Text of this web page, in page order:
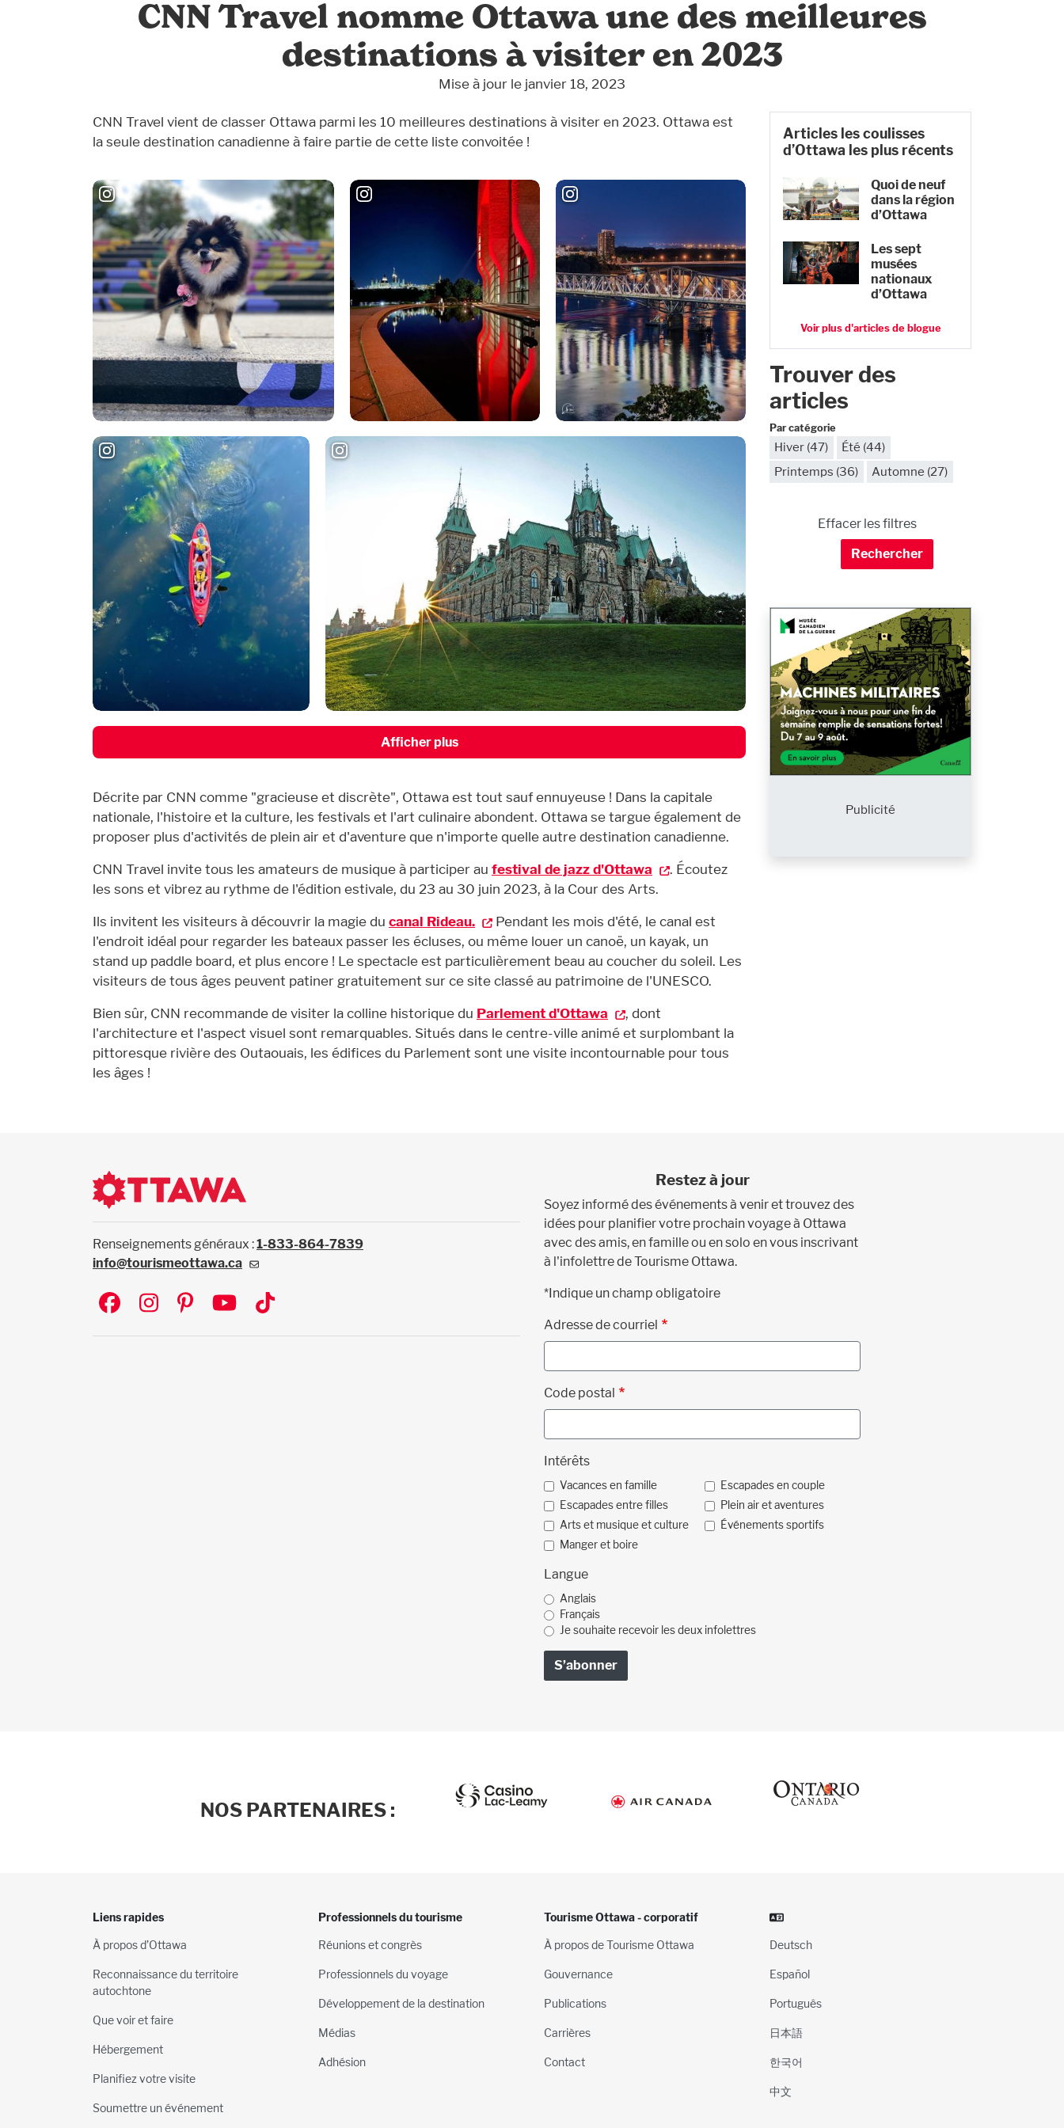
CNN Travel nomme Ottawa une des meilleures
destinations à visiter en 2023
Mise à jour le janvier 18, 2023
CNN Travel vient de classer Ottawa parmi les 10 meilleures destinations à visiter en 2023. Ottawa est
la seule destination canadienne à faire partie de cette liste convoitée !
Afficher plus
Décrite par CNN comme "gracieuse et discrète", Ottawa est tout sauf ennuyeuse ! Dans la capitale
nationale, l'histoire et la culture, les festivals et l'art culinaire abondent. Ottawa se targue également de
proposer plus d'activités de plein air et d'aventure que n'importe quelle autre destination canadienne.
CNN Travel invite tous les amateurs de musique à participer au festival de jazz d'Ottawa
. Écoutez
les sons et vibrez au rythme de l'édition estivale, du 23 au 30 juin 2023, à la Cour des Arts.
Ils invitent les visiteurs à découvrir la magie du canal Rideau.
Pendant les mois d'été, le canal est
l'endroit idéal pour regarder les bateaux passer les écluses, ou même louer un canoë, un kayak, un
stand up paddle board, et plus encore ! Le spectacle est particulièrement beau au coucher du soleil. Les
visiteurs de tous âges peuvent patiner gratuitement sur ce site classé au patrimoine de l'UNESCO.
Bien sûr, CNN recommande de visiter la colline historique du Parlement d'Ottawa
, dont
l'architecture et l'aspect visuel sont remarquables. Situés dans le centre-ville animé et surplombant la
pittoresque rivière des Outaouais, les édifices du Parlement sont une visite incontournable pour tous
les âges !
Articles les coulisses
d’Ottawa les plus récents
Quoi de neuf
dans la région
d’Ottawa
Les sept
musées
nationaux
d’Ottawa
Voir plus d'articles de blogue
Trouver des
articles
Par catégorie
Hiver (47)
Été (44)
Printemps (36)
Automne (27)
Publicité
Renseignements généraux :1-833-864-7839
info@tourismeottawa.ca
Social
Restez à jour
Soyez informé des événements à venir et trouvez des
idées pour planifier votre prochain voyage à Ottawa
avec des amis, en famille ou en solo en vous inscrivant
à l'infolettre de Tourisme Ottawa.
*Indique un champ obligatoire
Adresse de courriel
Code postal
Intérêts
Vacances en famille
Escapades en couple
Escapades entre filles
Plein air et aventures
Arts et musique et culture
Événements sportifs
Manger et boire
Langue
Anglais
Français
Je souhaite recevoir les deux infolettres
NOS PARTENAIRES :
Liens rapides
À propos d’Ottawa
Reconnaissance du territoire
autochtone
Que voir et faire
Hébergement
Planifiez votre visite
Soumettre un événement
Professionnels du tourisme
Réunions et congrès
Professionnels du voyage
Développement de la destination
Médias
Adhésion
Tourisme Ottawa - corporatif
À propos de Tourisme Ottawa
Gouvernance
Publications
Carrières
Contact
Deutsch
Español
Português
日本語
한국어
中文